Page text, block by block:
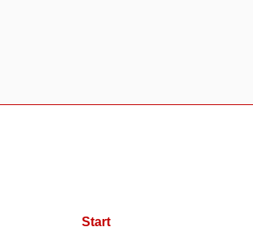
Start